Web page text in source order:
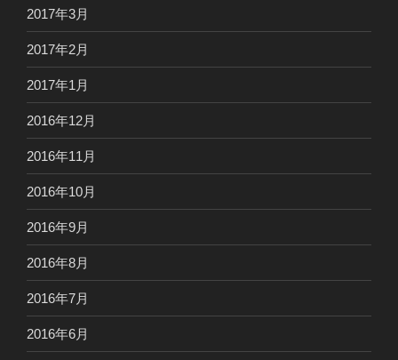
2017年3月
2017年2月
2017年1月
2016年12月
2016年11月
2016年10月
2016年9月
2016年8月
2016年7月
2016年6月